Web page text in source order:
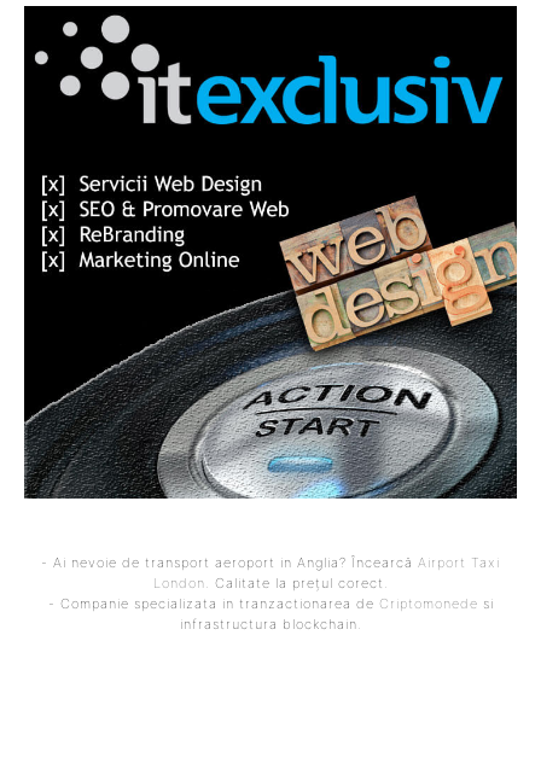
- Ai nevoie de transport aeroport in Anglia? Încearcă Airport Taxi
London . Calitate la prețul corect.
- Companie specializata in tranzactionarea de Criptomonede si
infrastructura blockchain.